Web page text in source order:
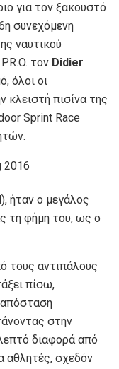
για τον ξακουστό
συνεχόμενη
ναυτικού
τον Didier
όλοι οι
κλειστή πισίνα της
Sprint Race
ήταν ο μεγάλος
τη φήμη του, ως ο
τους αντιπάλους
πίσω,
στην
διαφορά από
αθλητές, σχεδόν